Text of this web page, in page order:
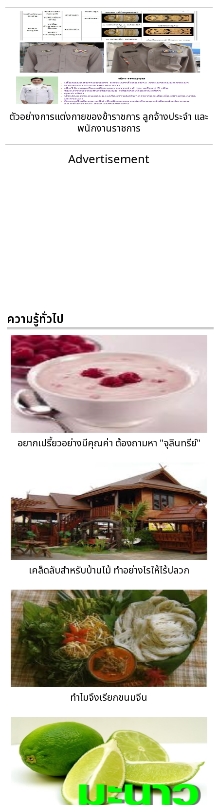
ตัวอย่างการแต่งกายของข้าราชการ ลูกจ้างประจำ และ
พนักงานราชการ
Advertisement
ความรู้ทั่วไป
อยากเปรี้ยวอย่างมีคุณค่า ต้องถามหา "จุลินทรีย์"
เคล็ดลับสำหรับบ้านไม้ ทำอย่างไรให้ไร้ปลวก
ทำไมจึงเรียกขนมจีน